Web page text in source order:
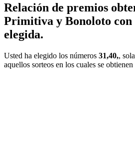
Relación de premios
Primitiva y Bonoloto con
elegida.
Usted ha elegido los números 31,40,,
aquellos sorteos en los cuales se obtienen